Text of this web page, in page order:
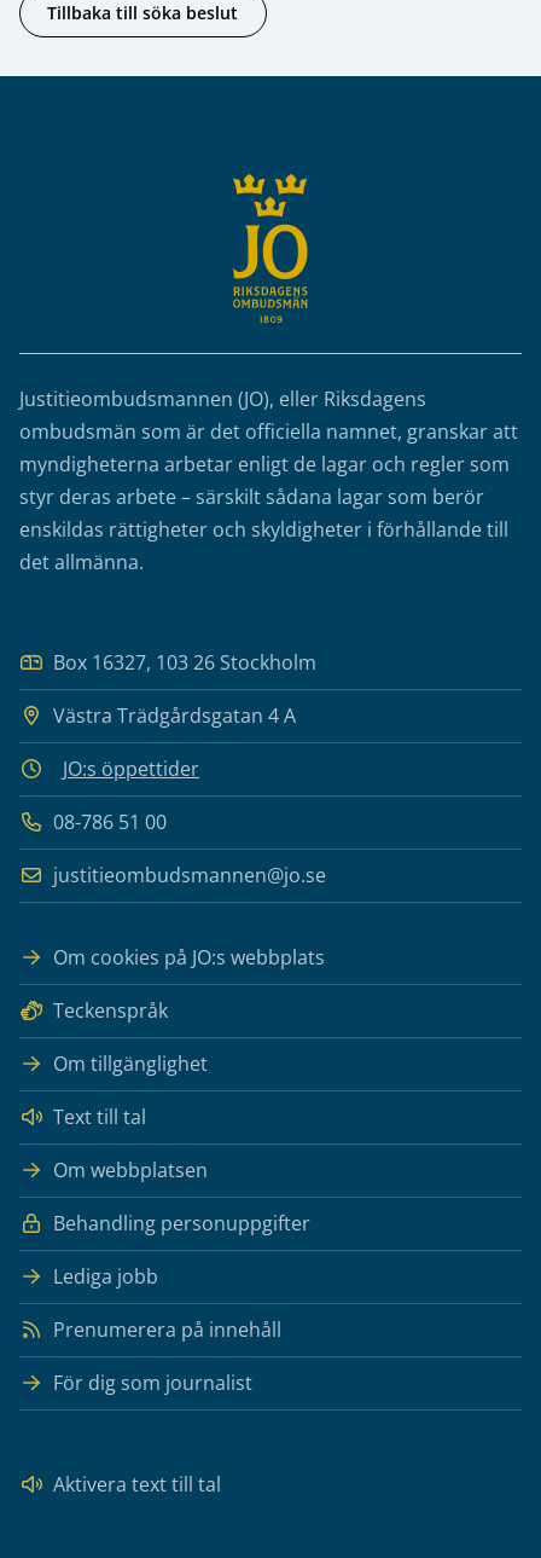
Tillbaka till söka beslut
Justitieombudsmannen (JO), eller Riksdagens
ombudsmän som är det officiella namnet, granskar att
myndigheterna arbetar enligt de lagar och regler som
styr deras arbete – särskilt sådana lagar som berör
enskildas rättigheter och skyldigheter i förhållande till
det allmänna.
Box 16327, 103 26 Stockholm
Västra Trädgårdsgatan 4 A
JO:s öppettider
08-786 51 00
justitieombudsmannen@jo.se
Om cookies på JO:s webbplats
Teckenspråk
Om tillgänglighet
Text till tal
Om webbplatsen
Behandling personuppgifter
Lediga jobb
Prenumerera på innehåll
För dig som journalist
Aktivera text till tal